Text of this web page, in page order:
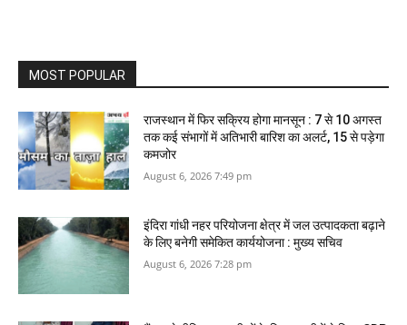
MOST POPULAR
राजस्थान में फिर सक्रिय होगा मानसून : 7 से 10 अगस्त
तक कई संभागों में अतिभारी बारिश का अलर्ट, 15 से पड़ेगा
कमजोर
August 6, 2026 7:49 pm
इंदिरा गांधी नहर परियोजना क्षेत्र में जल उत्पादकता बढ़ाने
के लिए बनेगी समेकित कार्ययोजना : मुख्य सचिव
August 6, 2026 7:28 pm